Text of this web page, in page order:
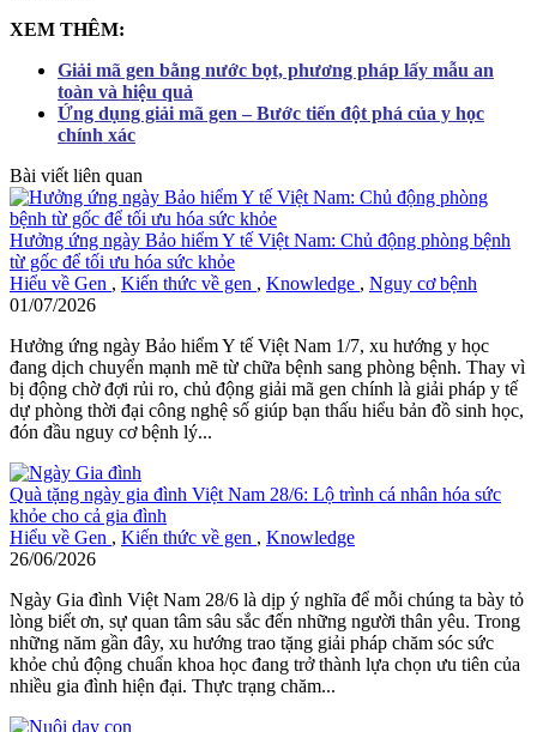
XEM THÊM:
Giải mã gen bằng nước bọt, phương pháp lấy mẫu an
toàn và hiệu quả
Ứng dụng giải mã gen – Bước tiến đột phá của y học
chính xác
Bài viết liên quan
Hưởng ứng ngày Bảo hiểm Y tế Việt Nam: Chủ động phòng bệnh
từ gốc để tối ưu hóa sức khỏe
Hiểu về Gen , Kiến thức về gen , Knowledge , Nguy cơ bệnh
01/07/2026
Hưởng ứng ngày Bảo hiểm Y tế Việt Nam 1/7, xu hướng y học
đang dịch chuyển mạnh mẽ từ chữa bệnh sang phòng bệnh. Thay vì
bị động chờ đợi rủi ro, chủ động giải mã gen chính là giải pháp y tế
dự phòng thời đại công nghệ số giúp bạn thấu hiểu bản đồ sinh học,
đón đầu nguy cơ bệnh lý...
Quà tặng ngày gia đình Việt Nam 28/6: Lộ trình cá nhân hóa sức
khỏe cho cả gia đình
Hiểu về Gen , Kiến thức về gen , Knowledge
26/06/2026
Ngày Gia đình Việt Nam 28/6 là dịp ý nghĩa để mỗi chúng ta bày tỏ
lòng biết ơn, sự quan tâm sâu sắc đến những người thân yêu. Trong
những năm gần đây, xu hướng trao tặng giải pháp chăm sóc sức
khỏe chủ động chuẩn khoa học đang trở thành lựa chọn ưu tiên của
nhiều gia đình hiện đại. Thực trạng chăm...